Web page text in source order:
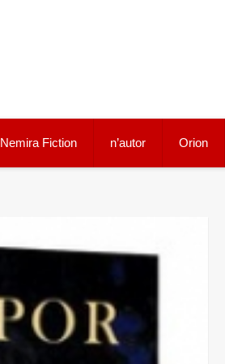
Nemira Fiction n’autor Orion